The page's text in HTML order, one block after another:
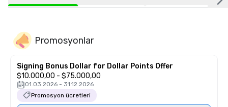
Promosyonlar
Signing Bonus Dollar for Dollar Points Offer
$10.000,00 - $75.000,00
01.03.2026 - 31.12.2026
Promosyon ücretleri